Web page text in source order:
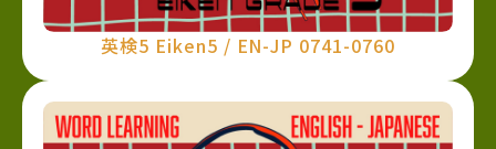
英検5 Eiken5 / EN-JP 0741-0760